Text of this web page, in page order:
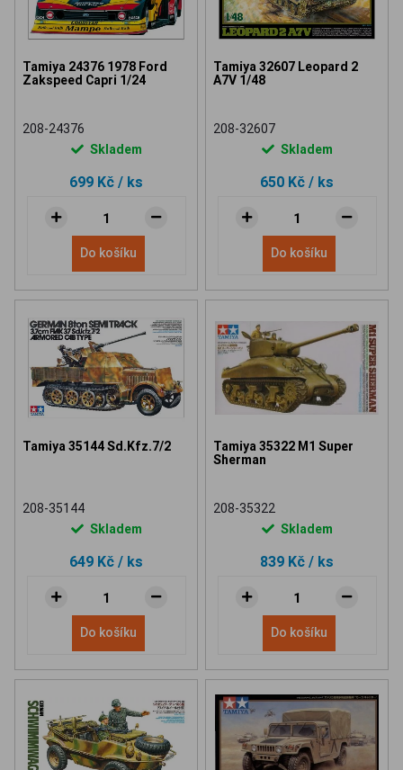
Tamiya 24376 1978 Ford
Zakspeed Capri 1/24
208-24376
Skladem
699 Kč / ks
Do košíku
Tamiya 32607 Leopard 2
A7V 1/48
208-32607
Skladem
650 Kč / ks
Do košíku
Tamiya 35144 Sd.Kfz.7/2
208-35144
Skladem
649 Kč / ks
Do košíku
Tamiya 35322 M1 Super
Sherman
208-35322
Skladem
839 Kč / ks
Do košíku